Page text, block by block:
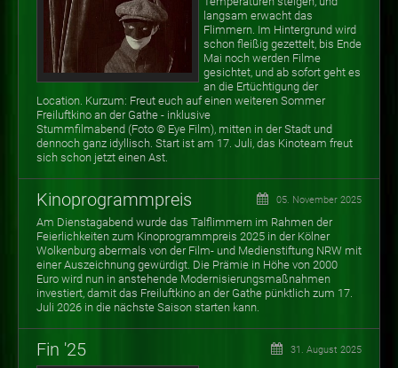
langsam erwacht das
Flimmern. Im Hintergrund wird
schon fleißig gezettelt, bis Ende
Mai noch werden Filme
gesichtet, und ab sofort geht es
an die Ertüchtigung der
Location. Kurzum: Freut euch auf einen weiteren Sommer
Freiluftkino an der Gathe - inklusive
Stummfilmabend (Foto © Eye Film), mitten in der Stadt und
dennoch ganz idyllisch. Start ist am 17. Juli, das Kinoteam freut
sich schon jetzt einen Ast.
Kinoprogrammpreis 05. November 2025
Am Dienstagabend wurde das Talflimmern im Rahmen der
Feierlichkeiten zum Kinoprogrammpreis 2025 in der Kölner
Wolkenburg abermals von der Film- und Medienstiftung NRW mit
einer Auszeichnung gewürdigt. Die Prämie in Höhe von 2000
Euro wird nun in anstehende Modernisierungsmaßnahmen
investiert, damit das Freiluftkino an der Gathe pünktlich zum 17.
Juli 2026 in die nächste Saison starten kann.
Fin '25 31. August 2025